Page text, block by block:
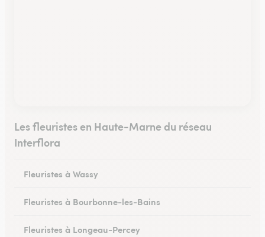
Les fleuristes en Haute-Marne du réseau
Interflora
Fleuristes à Wassy
Fleuristes à Bourbonne-les-Bains
Fleuristes à Longeau-Percey